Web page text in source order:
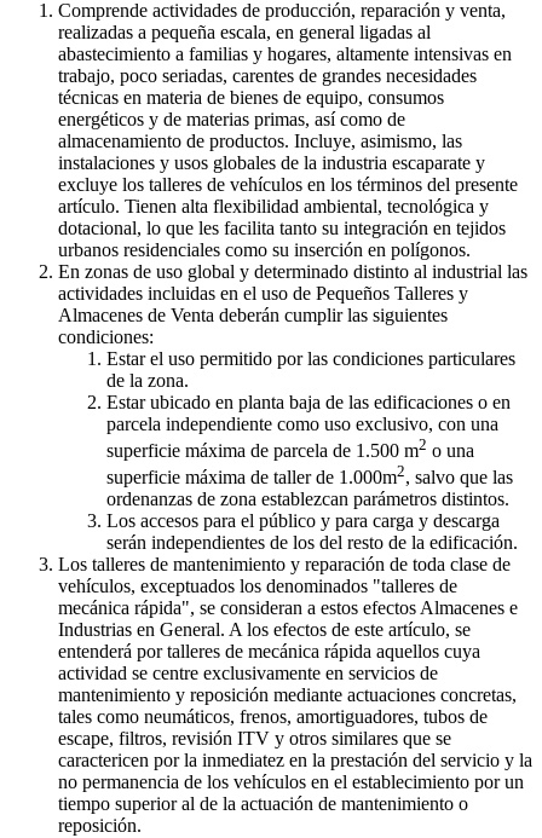
Comprende actividades de producción, reparación y venta,
realizadas a pequeña escala, en general ligadas al
abastecimiento a familias y hogares, altamente intensivas en
trabajo, poco seriadas, carentes de grandes necesidades
técnicas en materia de bienes de equipo, consumos
energéticos y de materias primas, así como de
almacenamiento de productos. Incluye, asimismo, las
instalaciones y usos globales de la industria escaparate y
excluye los talleres de vehículos en los términos del presente
artículo. Tienen alta flexibilidad ambiental, tecnológica y
dotacional, lo que les facilita tanto su integración en tejidos
urbanos residenciales como su inserción en polígonos.
En zonas de uso global y determinado distinto al industrial las
actividades incluidas en el uso de Pequeños Talleres y
Almacenes de Venta deberán cumplir las siguientes
condiciones:
Estar el uso permitido por las condiciones particulares
de la zona.
Estar ubicado en planta baja de las edificaciones o en
parcela independiente como uso exclusivo, con una
superficie máxima de parcela de 1.500 m2 o una
superficie máxima de taller de 1.000m2, salvo que las
ordenanzas de zona establezcan parámetros distintos.
Los accesos para el público y para carga y descarga
serán independientes de los del resto de la edificación.
Los talleres de mantenimiento y reparación de toda clase de
vehículos, exceptuados los denominados "talleres de
mecánica rápida", se consideran a estos efectos Almacenes e
Industrias en General. A los efectos de este artículo, se
entenderá por talleres de mecánica rápida aquellos cuya
actividad se centre exclusivamente en servicios de
mantenimiento y reposición mediante actuaciones concretas,
tales como neumáticos, frenos, amortiguadores, tubos de
escape, filtros, revisión ITV y otros similares que se
caractericen por la inmediatez en la prestación del servicio y la
no permanencia de los vehículos en el establecimiento por un
tiempo superior al de la actuación de mantenimiento o
reposición.